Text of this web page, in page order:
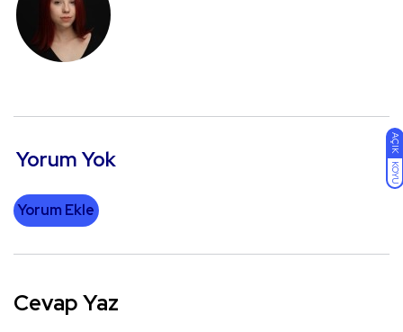
AÇIK
KOYU
Yorum Yok
Yorum Ekle
Cevap Yaz